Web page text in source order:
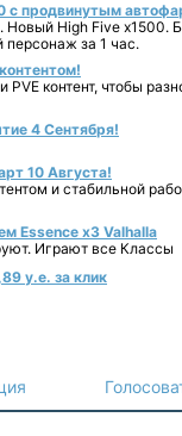
с продвинутым
High Five x1500.
за 1 час.
контент, чтобы
4 Сентября!
10 Августа!
и стабильной
Essence x3 Valhalla
Играют все Классы
у.е. за клик